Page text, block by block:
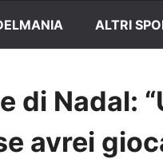
ALTRI
di Nadal:
avrei